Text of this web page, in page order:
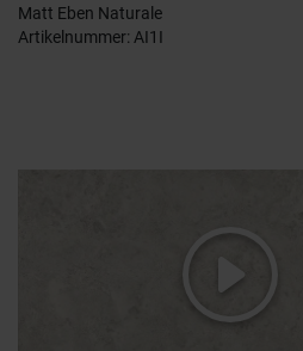
Matt Eben Naturale
Artikelnummer: AI1I